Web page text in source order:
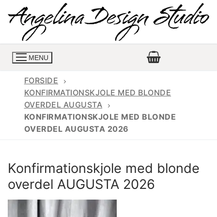
indhold
MENU
Konfirmationskjoler
Konfirmationskjoler 2026
Konfirmationskjoler med lange ærmer
Konfirmationskjole
Bukser priser
Book en tid
FORSIDE
KONFIRMATIONSKJOLE MED BLONDE
OVERDEL AUGUSTA
KONFIRMATIONSKJOLE MED BLONDE
OVERDEL AUGUSTA 2026
Konfirmationskjole med blonde
overdel AUGUSTA 2026